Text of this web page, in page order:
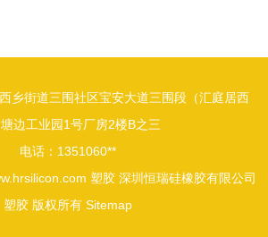
乡街道三围社区宝安大道三围段（汇庭居西
边工业园1号厂房2楼B之三
电话：1351060**
塑胶 深圳恒瑞硅橡胶有限公司
塑胶 版权所有 Sitemap